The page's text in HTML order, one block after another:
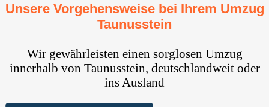
Unsere Vorgehensweise bei Ihrem Umzug
Taunusstein
Wir gewährleisten einen sorglosen Umzug
innerhalb von Taunusstein, deutschlandweit oder
ins Ausland